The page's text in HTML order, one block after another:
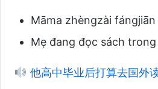
Māma zhèngzài fángjiān
Mẹ đang đọc sách
他高中毕业后打算去国外读